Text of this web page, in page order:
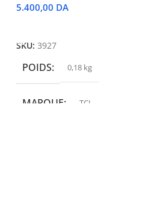
5.400,00 DA
SKU: 3927
POIDS 0,18 kg
MARQUE TCL